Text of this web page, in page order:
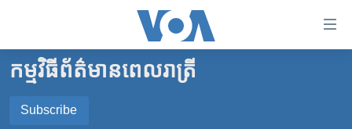
គេហទំព័រ​
ទាក់ទង
រំលង​
កម្ពុជា
អន្តរជាតិ
កម្មវិធី​ព័ត៌មាន​ពេលរាត្រី
Subscribe